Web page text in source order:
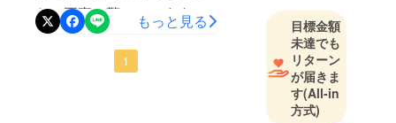
た！正直、驚いています。
本当に皆様のお陰です。本
当に本当にありがとうござ
もっと見る
1
目標金額
未達でも
リターン
が届きま
す(All-in
方式)